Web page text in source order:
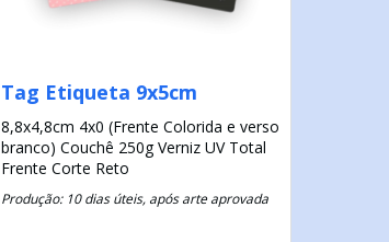
Tag Etiqueta 9x5cm
8,8x4,8cm 4x0 (Frente Colorida e verso
branco) Couchê 250g Verniz UV Total
Frente Corte Reto
Produção: 10 dias úteis, após arte aprovada